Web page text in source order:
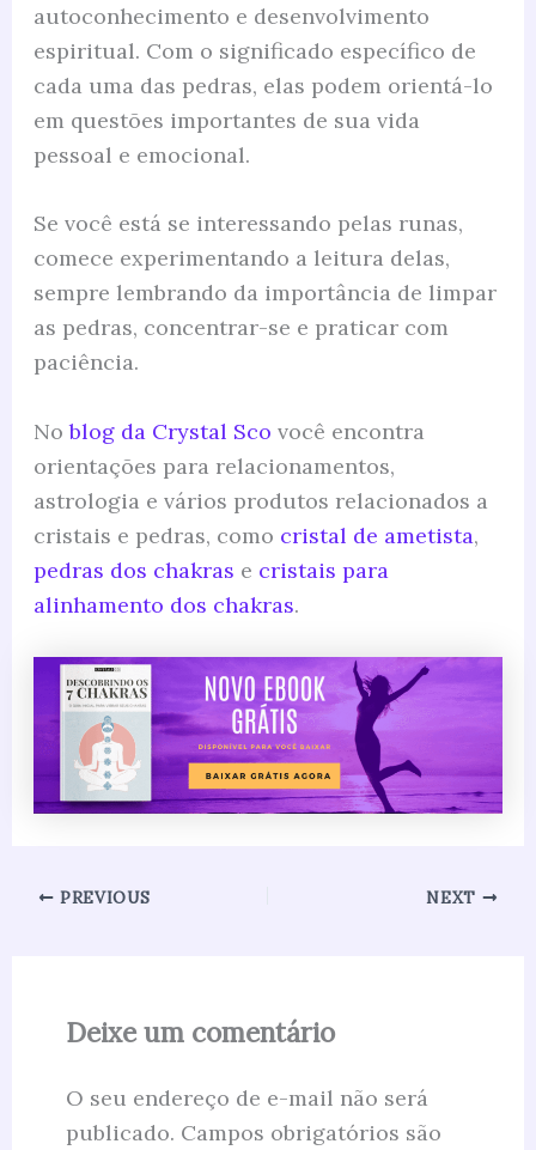
autoconhecimento e desenvolvimento
espiritual. Com o significado específico de
cada uma das pedras, elas podem orientá-lo
em questões importantes de sua vida
pessoal e emocional.
Se você está se interessando pelas runas,
comece experimentando a leitura delas,
sempre lembrando da importância de limpar
as pedras, concentrar-se e praticar com
paciência.
Noblog da Crystal Sco você encontra
orientações para relacionamentos,
astrologia e vários produtos relacionados a
cristais e pedras, como cristal de ametista,
pedras dos chakras e cristais para
alinhamento dos chakras.
PREVIOUS NEXT
Deixe um comentário
O seu endereço de e-mail não será
publicado. Campos obrigatórios são